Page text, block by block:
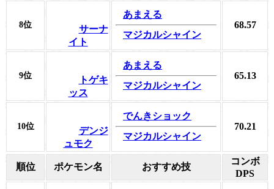
8位
サーナ
イト
あまえる
マジカルシャイン
68.57
9位
トゲキ
ッス
あまえる
マジカルシャイン
65.13
10位
デンジ
ュモク
でんきショック
マジカルシャイン
70.21
順位 ポケモン名 おすすめ技
コンボ
DPS